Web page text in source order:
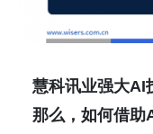
慧科讯业强大AI
那么，如何借助